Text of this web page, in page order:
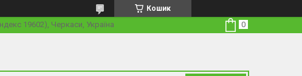
Кошик
19602), Черкаси, Україна